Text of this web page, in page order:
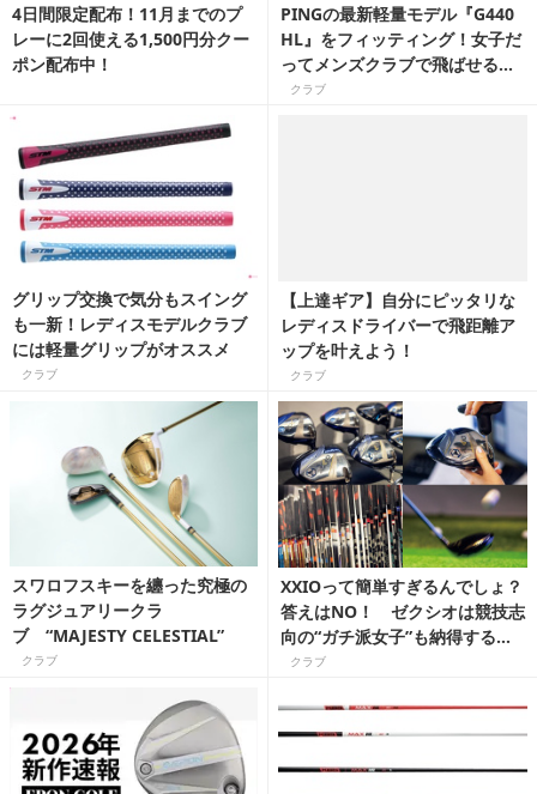
4日間限定配布！11月までのプ
レーに2回使える1,500円分クー
ポン配布中！
PINGの最新軽量モデル『G440
HL』をフィッティング！女子だ
ってメンズクラブで飛ばせるん
です
クラブ
グリップ交換で気分もスイング
も一新！レディスモデルクラブ
には軽量グリップがオススメ
クラブ
【上達ギア】自分にピッタリな
レディスドライバーで飛距離ア
ップを叶えよう！
クラブ
スワロフスキーを纏った究極の
ラグジュアリークラ
ブ “MAJESTY CELESTIAL”
クラブ
XXIOって簡単すぎるんでしょ？
答えはNO！ ゼクシオは競技志
向の“ガチ派女子”も納得する豊
富なラインアップが魅力です！
クラブ